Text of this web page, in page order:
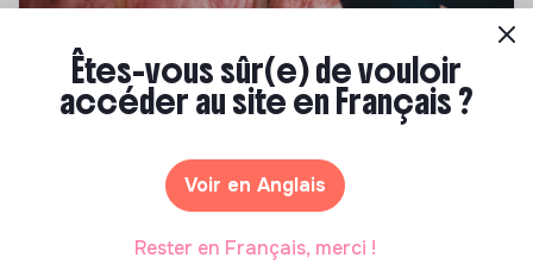
Compétences & formations
Top 8 des formations en rénovation
Marianne Roussel• 21 janvier 2025
Êtes-vous sûr(e) de vouloir
accéder au site en Français ?
Voir en Anglais
Rester en Français, merci !